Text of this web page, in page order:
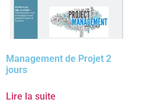
Management de Projet 2
jours
Lire la suite